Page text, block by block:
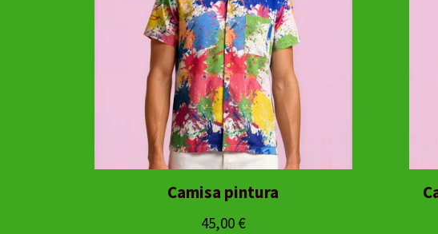
Camisa pintura
45,00 €